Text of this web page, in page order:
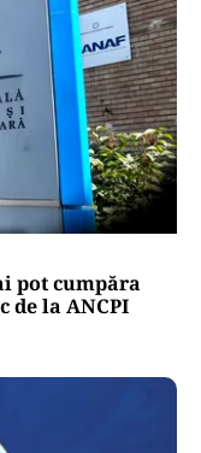
pot cumpăra
de la ANCPI